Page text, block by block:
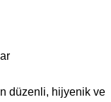
düzenli, hijyenik ve